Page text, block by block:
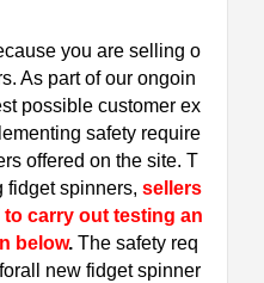
you are selling o
As part of our ongoin
possible customer ex
safety require
offered on the site. T
fidget spinners, sellers
to carry out testing an
below. The safety req
new fidget spinner